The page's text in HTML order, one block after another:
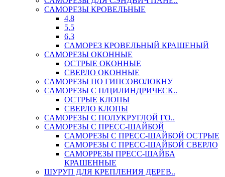
САМОРЕЗЫ КРОВЕЛЬНЫЕ
4,8
5,5
6,3
САМОРЕЗ КРОВЕЛЬНЫЙ КРАШЕНЫЙ
САМОРЕЗЫ ОКОННЫЕ
ОСТРЫЕ ОКОННЫЕ
СВЕРЛО ОКОННЫЕ
САМОРЕЗЫ ПО ГИПСОВОЛОКНУ
САМОРЕЗЫ С П/ЦИЛИНДРИЧЕСК..
ОСТРЫЕ КЛОПЫ
СВЕРЛО КЛОПЫ
САМОРЕЗЫ С ПОЛУКРУГЛОЙ ГО..
САМОРЕЗЫ С ПРЕСС-ШАЙБОЙ
САМОРЕЗЫ С ПРЕСС-ШАЙБОЙ ОСТРЫЕ
САМОРЕЗЫ С ПРЕСС-ШАЙБОЙ СВЕРЛО
САМОРРЕЗЫ ПРЕСС-ШАЙБА
КРАШЕННЫЕ
ШУРУП ДЛЯ КРЕПЛЕНИЯ ДЕРЕВ..